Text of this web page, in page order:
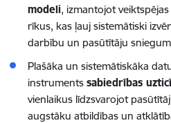
modeli, izmantojot
rīkus, kas ļauj sistemātiski
darbību un pasūtītāju
Plašāka un sistemātiskāka
instruments sabiedrības
vienlaikus līdzsvarojot
augstāku atbildības un